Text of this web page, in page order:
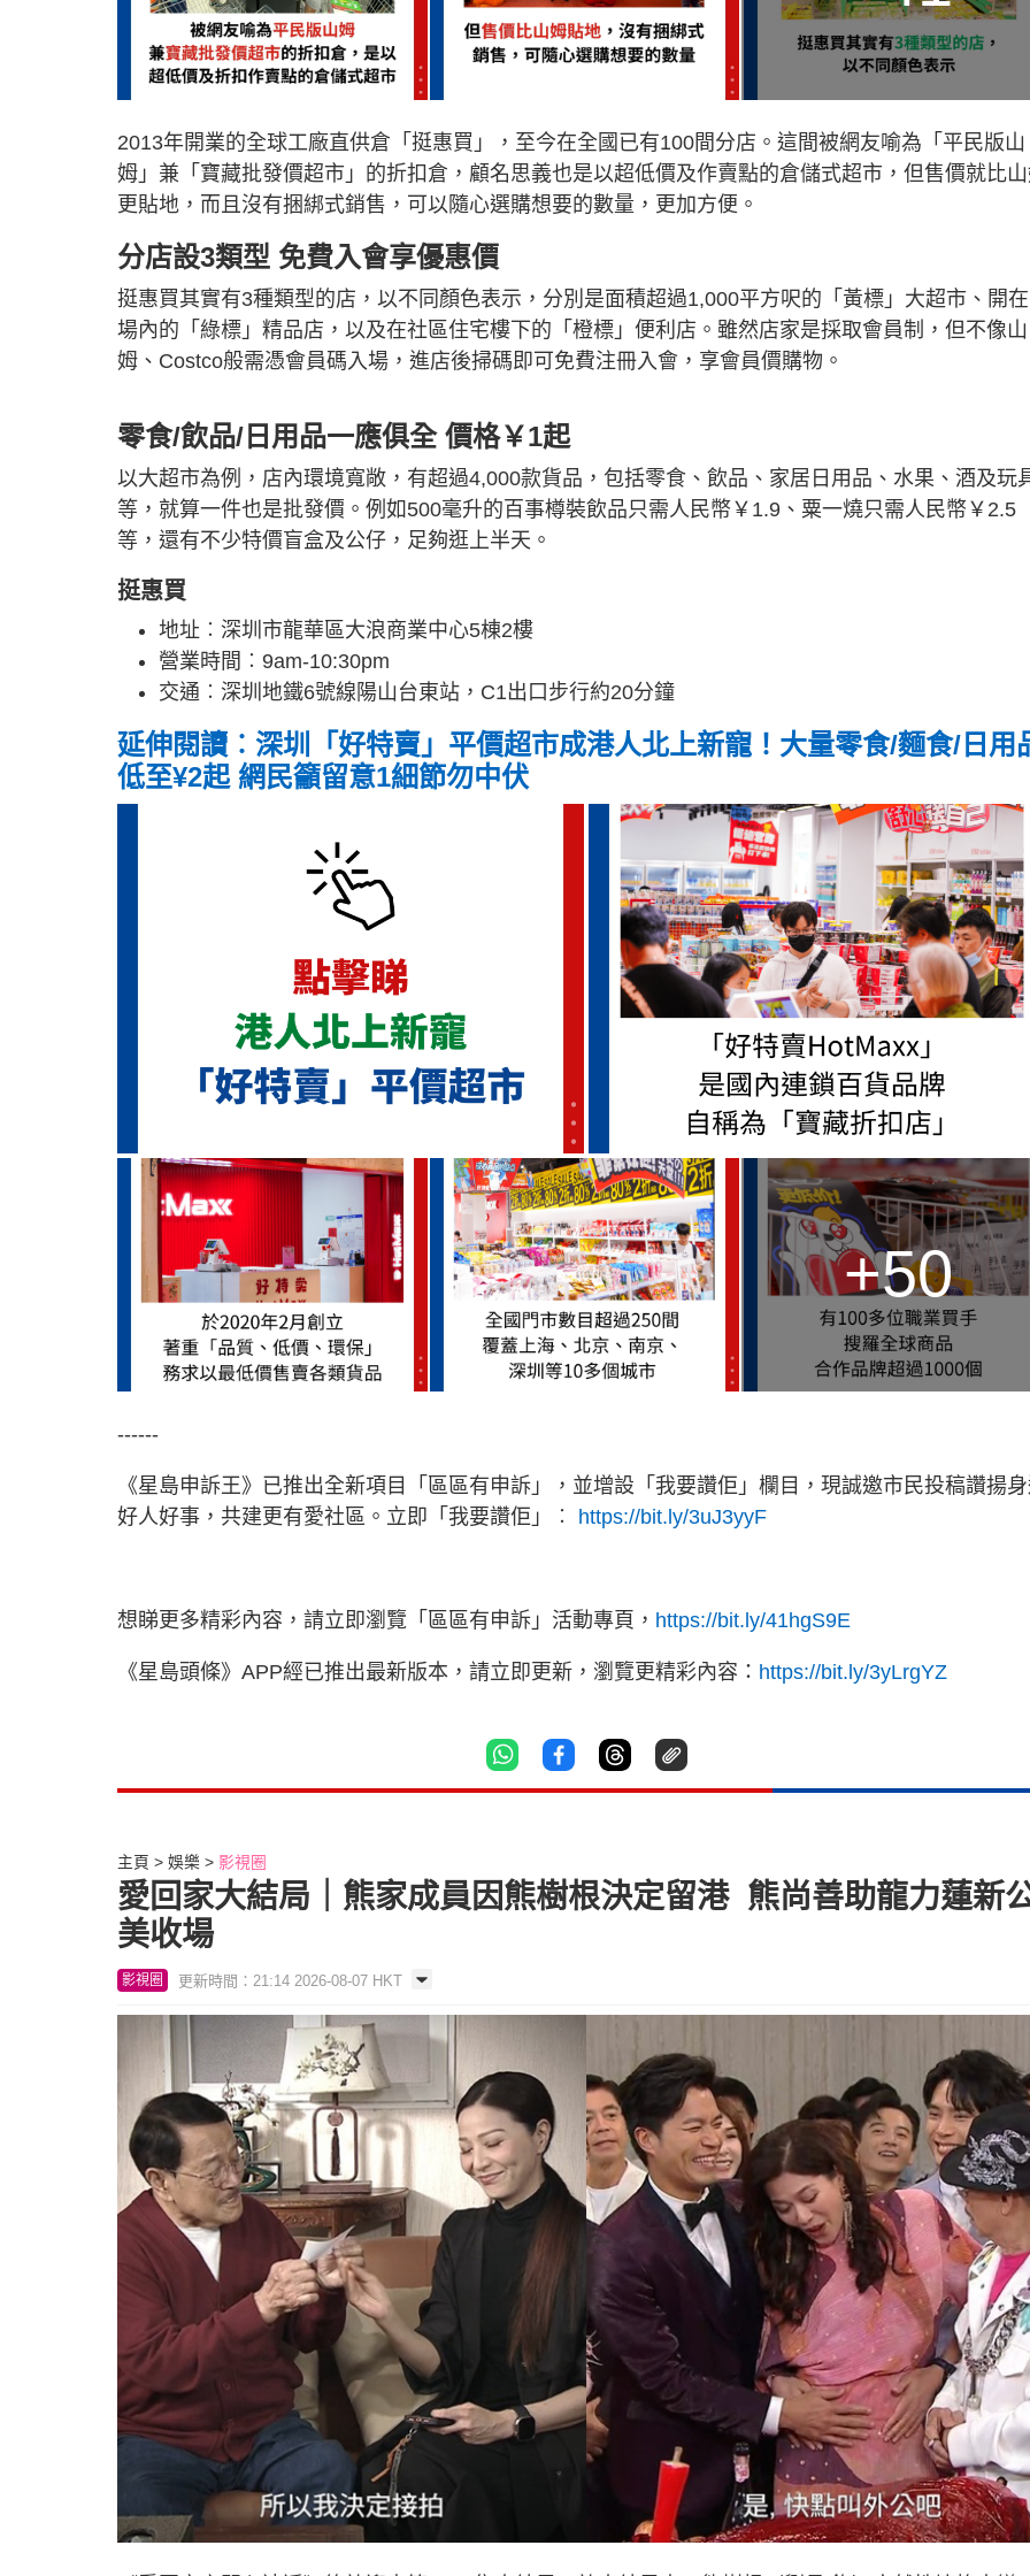
2013年開業的全球工廠直供倉「挺惠買」，至今在全國已有100間分店。這間被網友喻為「平民版山
姆」兼「寶藏批發價超市」的折扣倉，顧名思義也是以超低價及作賣點的倉儲式超市，但售價就比
更貼地，而且沒有捆綁式銷售，可以隨心選購想要的數量，更加方便。
分店設3類型 免費入會享優惠價
挺惠買其實有3種類型的店，以不同顏色表示，分別是面積超過1,000平方呎的「黃標」大超市、開
場內的「綠標」精品店，以及在社區住宅樓下的「橙標」便利店。雖然店家是採取會員制，但不像山
姆、Costco般需憑會員碼入場，進店後掃碼即可免費注冊入會，享會員價購物。
零食/飲品/日用品一應俱全 價格￥1起
以大超市為例，店內環境寬敞，有超過4,000款貨品，包括零食、飲品、家居日用品、水果、酒及玩
等，就算一件也是批發價。例如500毫升的百事樽裝飲品只需人民幣￥1.9、粟一燒只需人民幣￥2.5
等，還有不少特價盲盒及公仔，足夠逛上半天。
挺惠買
地址︰深圳市龍華區大浪商業中心5棟2樓
營業時間︰9am-10:30pm
交通︰深圳地鐵6號線陽山台東站，C1出口步行約20分鐘
延伸閱讀︰深圳「好特賣」平價超市成港人北上新寵！大量零食/麵食/日用
低至¥2起 網民籲留意1細節勿中伏
+50
------
《星島申訴王》已推出全新項目「區區有申訴」，並增設「我要讚佢」欄目，現誠邀市民投稿讚揚
好人好事，共建更有愛社區。立即「我要讚佢」︰ https://bit.ly/3uJ3yyF
想睇更多精彩內容，請立即瀏覽「區區有申訴」活動專頁， https://bit.ly/41hgS9E
《星島頭條》APP經已推出最新版本，請立即更新，瀏覽更精彩內容： https://bit.ly/3yLrgYZ
主頁 娛樂 影視圈
愛回家大結局｜熊家成員因熊樹根決定留港 熊尚善助龍力蓮新
美收場
影視圈 更新時間：21:14 2026-08-07 HKT